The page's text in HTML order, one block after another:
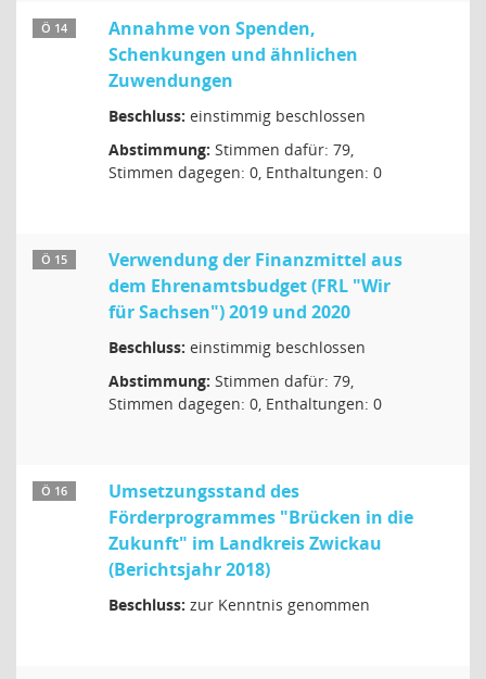
Ö 14
Annahme von Spenden,
Schenkungen und ähnlichen
Zuwendungen
Beschluss: einstimmig beschlossen
Abstimmung: Stimmen dafür: 79,
Stimmen dagegen: 0, Enthaltungen: 0
Ö 15
Verwendung der Finanzmittel aus
dem Ehrenamtsbudget (FRL "Wir
für Sachsen") 2019 und 2020
Beschluss: einstimmig beschlossen
Abstimmung: Stimmen dafür: 79,
Stimmen dagegen: 0, Enthaltungen: 0
Ö 16
Umsetzungsstand des
Förderprogrammes "Brücken in die
Zukunft" im Landkreis Zwickau
(Berichtsjahr 2018)
Beschluss: zur Kenntnis genommen